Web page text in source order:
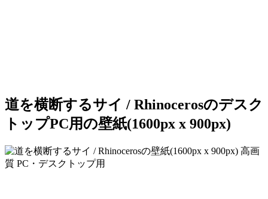
道を横断するサイ / Rhinocerosのデスク
トップPC用の壁紙(1600px x 900px)